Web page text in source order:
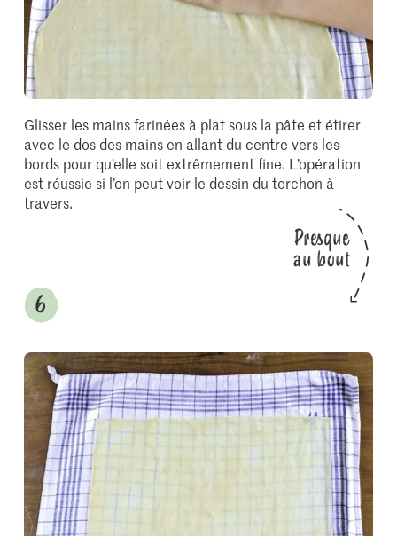
Glisser les mains farinées à plat sous la pâte et étirer
avec le dos des mains en allant du centre vers les
bords pour qu’elle soit extrêmement fine. L’opération
est réussie si l’on peut voir le dessin du torchon à
travers.
Presque
au bout